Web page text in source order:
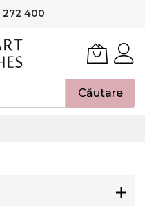
272 400
Căutare